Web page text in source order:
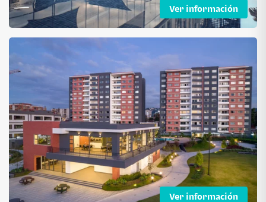
Ver información
Ver información